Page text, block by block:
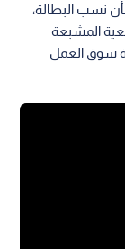
نسب البطالة،
المشبعة
سوق العمل